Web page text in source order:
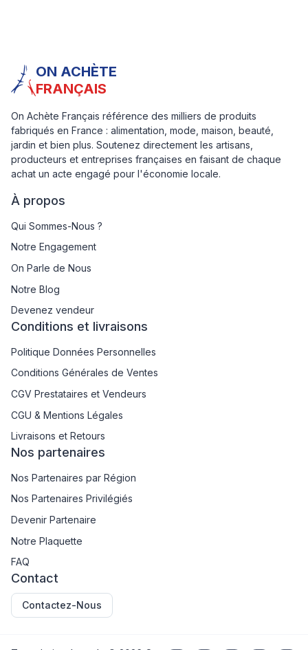
ON ACHÈTE
FRANÇAIS
On Achète Français référence des milliers de produits
fabriqués en France : alimentation, mode, maison, beauté,
jardin et bien plus. Soutenez directement les artisans,
producteurs et entreprises françaises en faisant de chaque
achat un acte engagé pour l'économie locale.
À propos
Qui Sommes-Nous ?
Notre Engagement
On Parle de Nous
Notre Blog
Devenez vendeur
Conditions et livraisons
Politique Données Personnelles
Conditions Générales de Ventes
CGV Prestataires et Vendeurs
CGU & Mentions Légales
Livraisons et Retours
Nos partenaires
Nos Partenaires par Région
Nos Partenaires Privilégiés
Devenir Partenaire
Notre Plaquette
FAQ
Contact
Contactez-Nous